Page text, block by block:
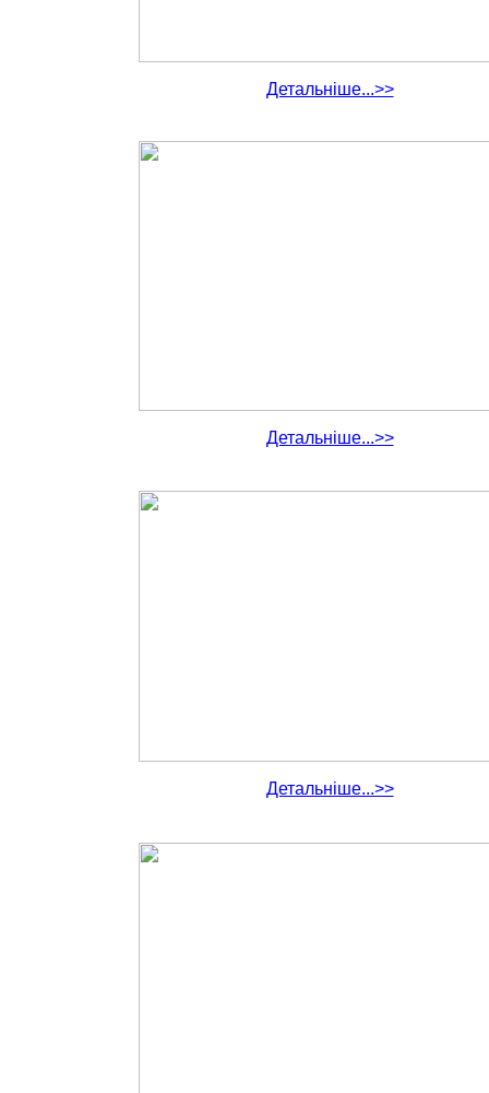
Детальніше...>>
Детальніше...>>
Детальніше...>>